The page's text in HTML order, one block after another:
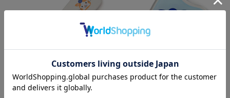
アイスクリームスプーン/DB.スター